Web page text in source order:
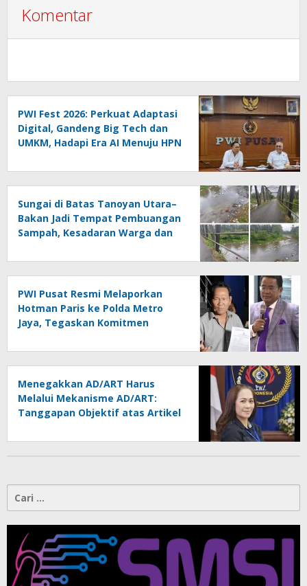
Komentar
PWI Fest 2026: Perkuat Adaptasi
Digital, Gandeng Big Tech dan
UMKM, Hadapi Era AI Menuju HPN
Sungai di Batas Tanoyan Utara–
Bakan Jadi Tempat Pembuangan
Sampah, Kesadaran Warga dan
Dipertanyakan
PWI Pusat Resmi Melaporkan
Hotman Paris ke Polda Metro
Jaya, Tegaskan Komitmen
Menegakkan AD/ART Harus
Melalui Mekanisme AD/ART:
Tanggapan Objektif atas Artikel
Konspirasi Melanggar Aturan”
untuk: